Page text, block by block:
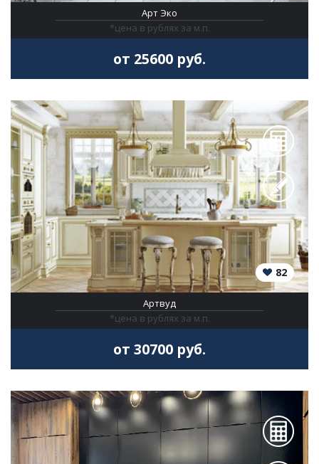
Арт Эко
*цена в рублях за м.п.
от 25600 руб.
82
Артвуд
*цена в рублях за м.п.
от 30700 руб.